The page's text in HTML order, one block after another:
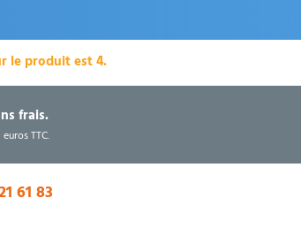
le produit est 4.
frais.
TTC.
61 83